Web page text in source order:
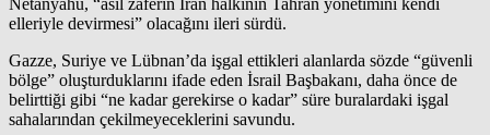
Netanyahu, “asıl zaferin İran halkının Tahran yönetimini kendi
elleriyle devirmesi” olacağını ileri sürdü.
Gazze, Suriye ve Lübnan’da işgal ettikleri alanlarda sözde “güvenli
bölge” oluşturduklarını ifade eden İsrail Başbakanı, daha önce de
belirttiği gibi “ne kadar gerekirse o kadar” süre buralardaki işgal
sahalarından çekilmeyeceklerini savundu.